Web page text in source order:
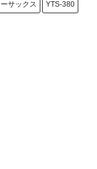
サックス YTS-380